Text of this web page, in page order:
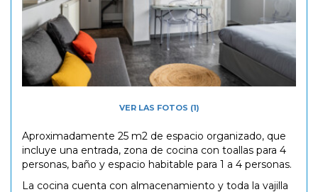
VER LAS FOTOS (1)
Aproximadamente 25 m2 de espacio organizado, que
incluye una entrada, zona de cocina con toallas para 4
personas, baño y espacio habitable para 1 a 4 personas.
La cocina cuenta con almacenamiento y toda la vajilla